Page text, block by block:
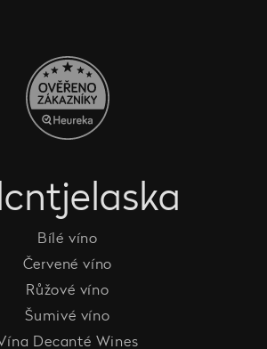
Bílé víno
Červené víno
Růžové víno
Šumivé víno
Decanté Wines